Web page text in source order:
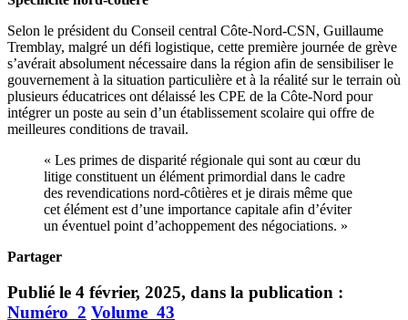
Selon le président du Conseil central Côte-Nord-CSN, Guillaume
Tremblay, malgré un défi logistique, cette première journée de grève
s’avérait absolument nécessaire dans la région afin de sensibiliser le
gouvernement à la situation particulière et à la réalité sur le terrain où
plusieurs éducatrices ont délaissé les CPE de la Côte-Nord pour
intégrer un poste au sein d’un établissement scolaire qui offre de
meilleures conditions de travail.
« Les primes de disparité régionale qui sont au cœur du
litige constituent un élément primordial dans le cadre
des revendications nord-côtières et je dirais même que
cet élément est d’une importance capitale afin d’éviter
un éventuel point d’achoppement des négociations. »
Partager
Publié le 4 février, 2025, dans la publication :
Numéro_2 Volume_43